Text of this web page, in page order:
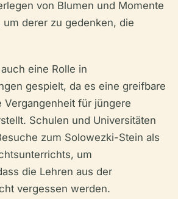
von Blumen und Momente
derer zu gedenken, die
eine Rolle in
gespielt, da es eine greifbare
Vergangenheit für jüngere
Schulen und Universitäten
zum Solowezki-Stein als
um
die Lehren aus der
vergessen werden.